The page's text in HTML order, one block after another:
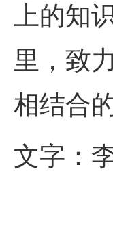
上的知
里，致
相结合
文字：